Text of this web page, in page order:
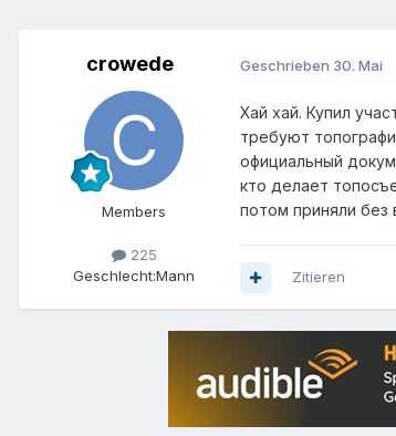
crowede
Members
225
Geschlecht:Mann
Geschrieben 30. Mai
Хай хай. Купил
требуют
официальный
кто делает
потом приняли без
Zitieren